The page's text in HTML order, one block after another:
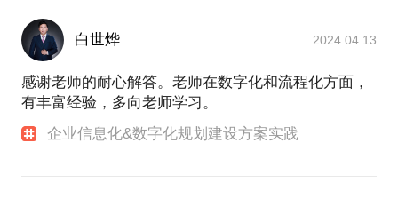
裁助理，18年生产制造信息化工作经验， 12年分销渠
道信息化工作经验，10年零售终端信息化工作经验，
3年海外工作经验；曾参与重点项目：SAP ECC 6.0，
Oracle EBS，OA办公协同，CRM客户关系，MES制
造执行，WMS立体仓库，OCP新零售全渠道，SCM
供应链管理，FSSC财务共享中心，HRBP人力资源，
BI大数据分析，IOT物联网等项目规划与建设。
白世烨 2024.04.13
感谢老师的耐心解答。老师在数字化和流程化方面，
有丰富经验，多向老师学习。
企业信息化&数字化规划建设方案实践